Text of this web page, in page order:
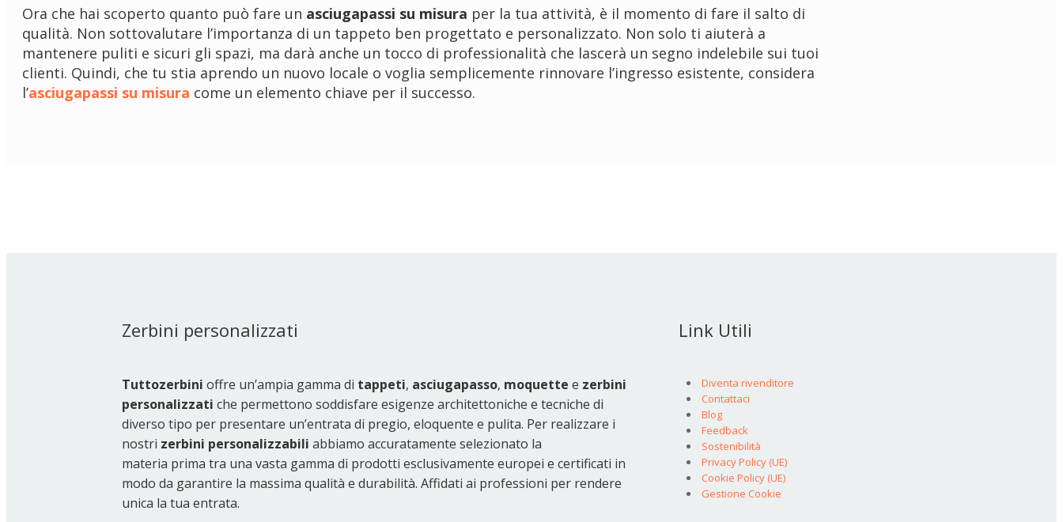
Ora che hai scoperto quanto può fare un asciugapassi su misura per la tua attività, è il momento di fare il salto di
qualità. Non sottovalutare l’importanza di un tappeto ben progettato e personalizzato. Non solo ti aiuterà a
mantenere puliti e sicuri gli spazi, ma darà anche un tocco di professionalità che lascerà un segno indelebile sui tuoi
clienti. Quindi, che tu stia aprendo un nuovo locale o voglia semplicemente rinnovare l’ingresso esistente, considera
l’asciugapassi su misura come un elemento chiave per il successo.
Zerbini personalizzati
Tuttozerbini offre un’ampia gamma di tappeti, asciugapasso, moquette e zerbini
personalizzati che permettono soddisfare esigenze architettoniche e tecniche di
diverso tipo per presentare un’entrata di pregio, eloquente e pulita. Per realizzare i
nostri zerbini personalizzabili abbiamo accuratamente selezionato la
materia prima tra una vasta gamma di prodotti esclusivamente europei e certificati in
modo da garantire la massima qualità e durabilità. Affidati ai professioni per rendere
unica la tua entrata.
Link Utili
Diventa rivenditore
Contattaci
Blog
Feedback
Sostenibilità
Privacy Policy (UE)
Cookie Policy (UE)
Gestione Cookie